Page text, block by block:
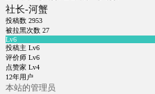
社长-河蟹
投稿数 2953
被拉黑次数 27
Lv6
投稿主 Lv6
评价师 Lv6
点赞家 Lv4
12年用户
本站的管理员